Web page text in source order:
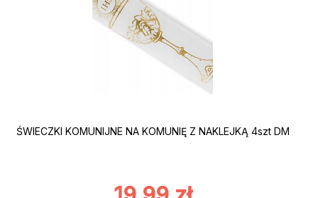
ŚWIECZKI KOMUNIJNE NA KOMUNIĘ Z NAKLEJKĄ 4szt DM